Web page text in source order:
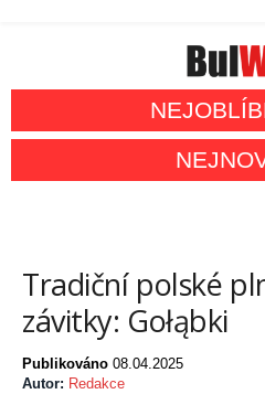
Tradiční polské
závitky: Gołąbki​
Publikováno 08.04.2025
Autor: Redakce